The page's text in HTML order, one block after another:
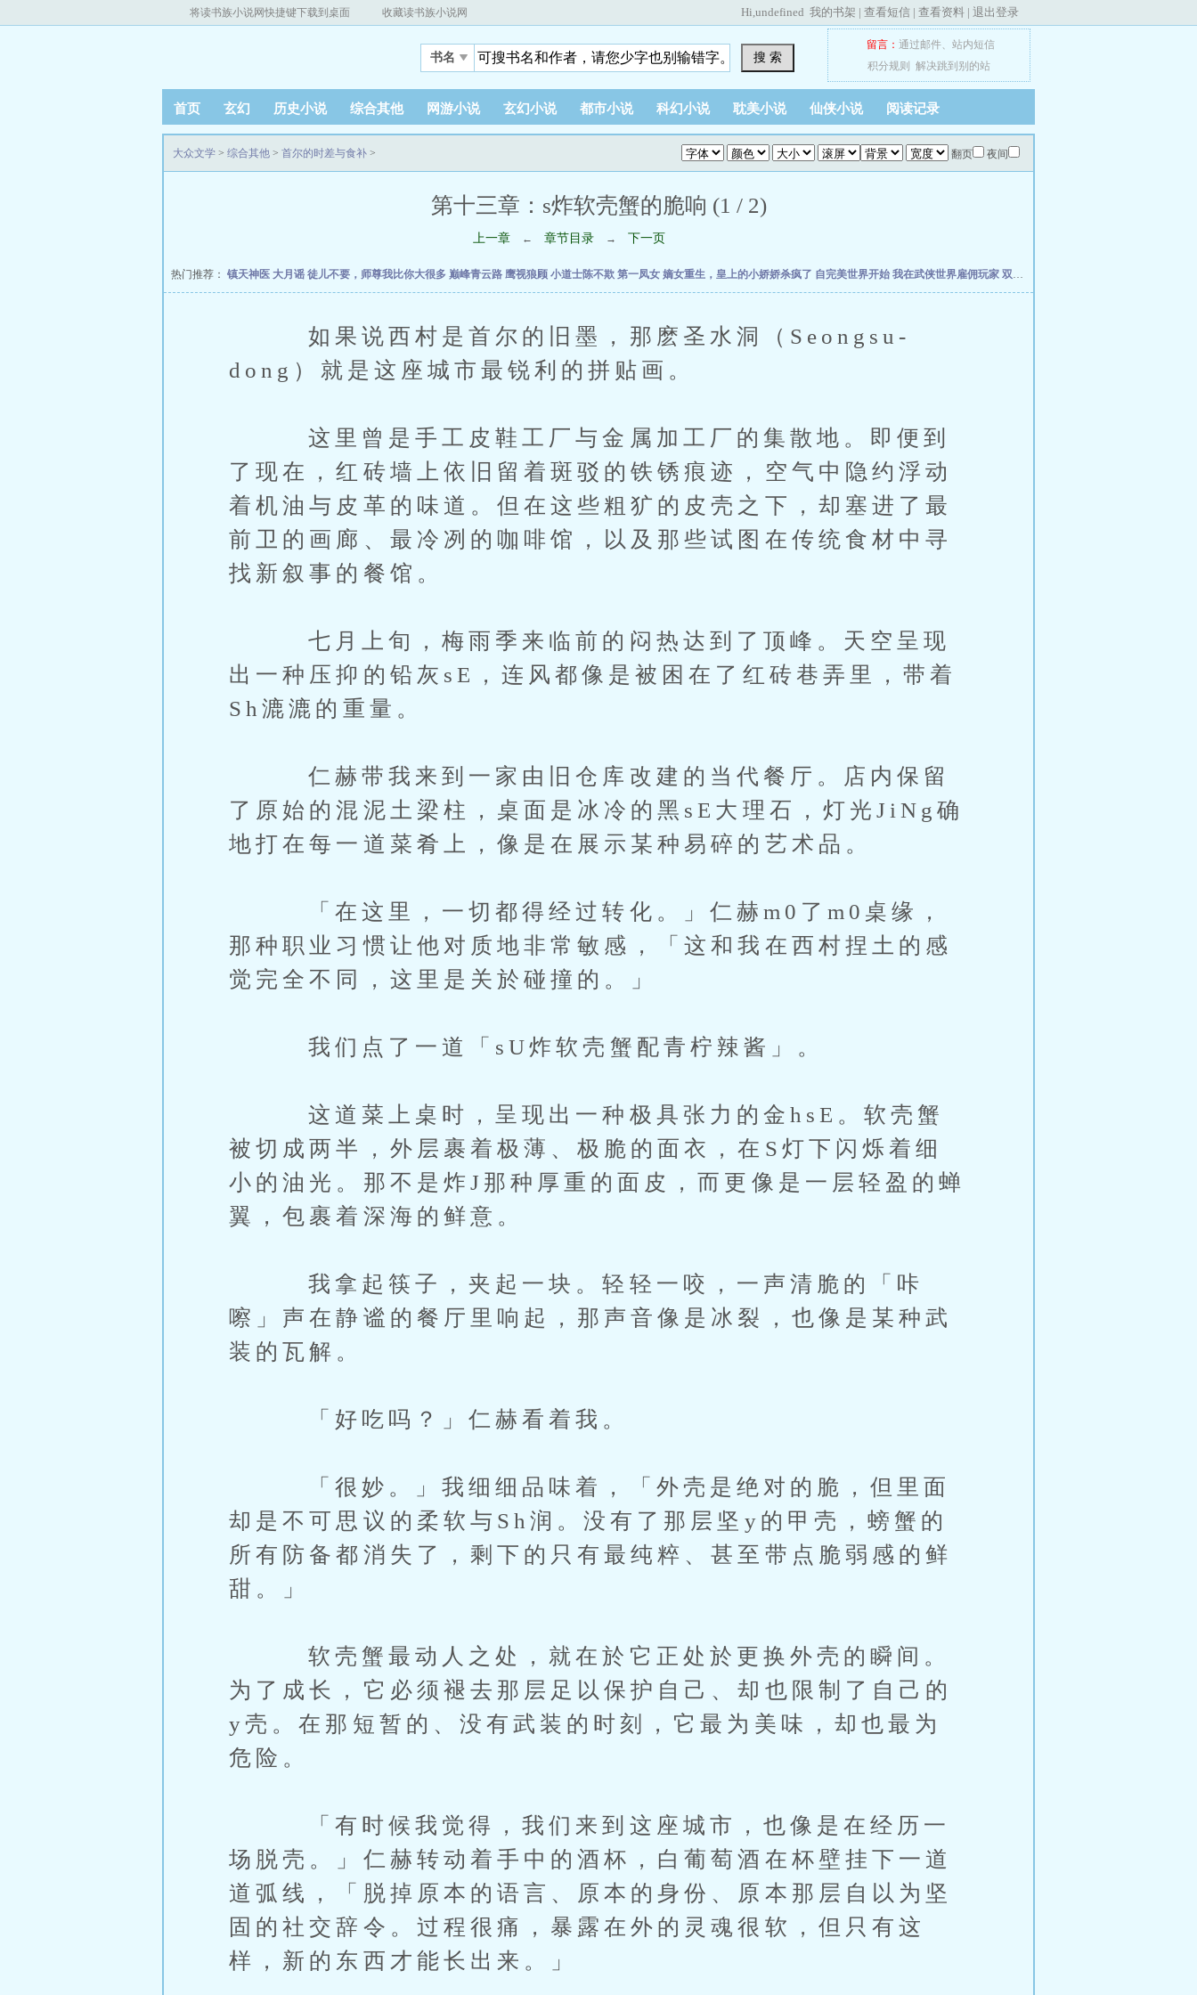
将读书族小说网快捷键下载到桌面 收藏读书族小说网 Hi,undefined 我的书架 | 查看短信 | 查看资料 | 退出登录
书名 搜 索
留言： 通过邮件、 站内短信
积分规则
解决跳到别的站
首页 玄幻 历史小说 综合其他 网游小说 玄幻小说 都市小说 科幻小说 耽美小说 仙侠小说 阅读记录
翻页 夜间
大众文学 > 综合其他 > 首尔的时差与食补 >
第十三章：s炸软壳蟹的脆响 (1 / 2)
上一章 ← 章节目录 → 下一页
热门推荐： 镇天神医 大月谣 徒儿不要，师尊我比你大很多 巅峰青云路 鹰视狼顾 小道士陈不欺 第一凤女 嫡女重生，皇上的小娇娇杀疯了 自完美世界开始 我在武侠世界雇佣玩家 双穿，从当个倒爷开始
如果说西村是首尔的旧墨，那麽圣水洞（Seongsu-
dong）就是这座城市最锐利的拼贴画。
这里曾是手工皮鞋工厂与金属加工厂的集散地。即便到
了现在，红砖墙上依旧留着斑驳的铁锈痕迹，空气中隐约浮动
着机油与皮革的味道。但在这些粗犷的皮壳之下，却塞进了最
前卫的画廊、最冷冽的咖啡馆，以及那些试图在传统食材中寻
找新叙事的餐馆。
七月上旬，梅雨季来临前的闷热达到了顶峰。天空呈现
出一种压抑的铅灰sE，连风都像是被困在了红砖巷弄里，带着
Sh漉漉的重量。
仁赫带我来到一家由旧仓库改建的当代餐厅。店内保留
了原始的混泥土梁柱，桌面是冰冷的黑sE大理石，灯光JiNg确
地打在每一道菜肴上，像是在展示某种易碎的艺术品。
「在这里，一切都得经过转化。」仁赫m0了m0桌缘，
那种职业习惯让他对质地非常敏感，「这和我在西村捏土的感
觉完全不同，这里是关於碰撞的。」
我们点了一道「sU炸软壳蟹配青柠辣酱」。
这道菜上桌时，呈现出一种极具张力的金hsE。软壳蟹
被切成两半，外层裹着极薄、极脆的面衣，在S灯下闪烁着细
小的油光。那不是炸J那种厚重的面皮，而更像是一层轻盈的蝉
翼，包裹着深海的鲜意。
我拿起筷子，夹起一块。轻轻一咬，一声清脆的「咔
嚓」声在静谧的餐厅里响起，那声音像是冰裂，也像是某种武
装的瓦解。
「好吃吗？」仁赫看着我。
「很妙。」我细细品味着，「外壳是绝对的脆，但里面
却是不可思议的柔软与Sh润。没有了那层坚y的甲壳，螃蟹的
所有防备都消失了，剩下的只有最纯粹、甚至带点脆弱感的鲜
甜。」
软壳蟹最动人之处，就在於它正处於更换外壳的瞬间。
为了成长，它必须褪去那层足以保护自己、却也限制了自己的
y壳。在那短暂的、没有武装的时刻，它最为美味，却也最为
危险。
「有时候我觉得，我们来到这座城市，也像是在经历一
场脱壳。」仁赫转动着手中的酒杯，白葡萄酒在杯壁挂下一道
道弧线，「脱掉原本的语言、原本的身份、原本那层自以为坚
固的社交辞令。过程很痛，暴露在外的灵魂很软，但只有这
样，新的东西才能长出来。」